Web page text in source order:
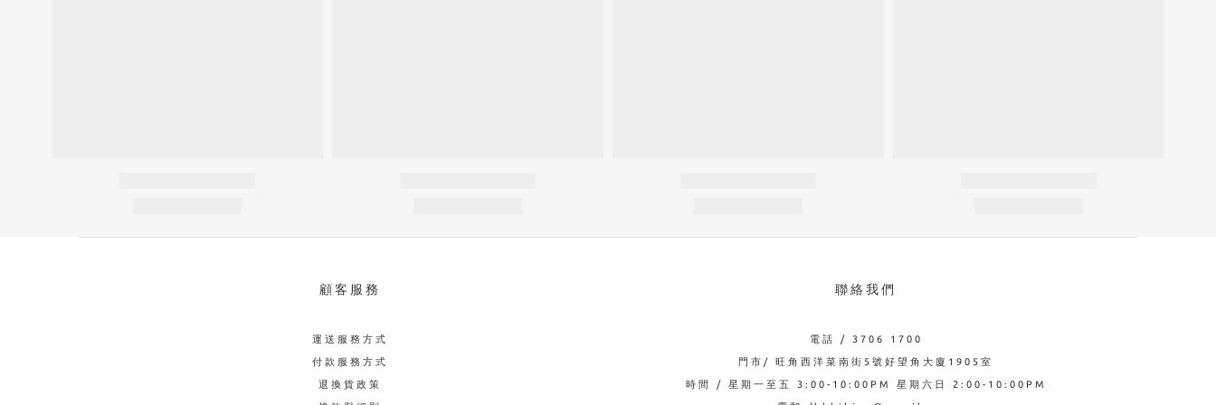
顧客服務
運送服務方式
付款服務方式
退換貨政策
聯絡我們
電話 / 3706 1700
門市/ 旺角西洋菜南街5號好望角大廈1905室
時間 / 星期一至五 3:00-10:00PM 星期六日 2:00-10:00PM